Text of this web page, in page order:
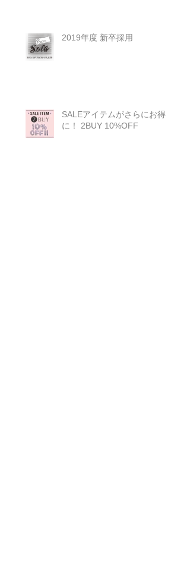
2019年度 新卒採用
SALEアイテムがさらにお得
に！ 2BUY 10%OFF